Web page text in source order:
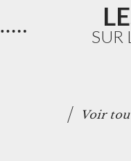
SUR
Voir